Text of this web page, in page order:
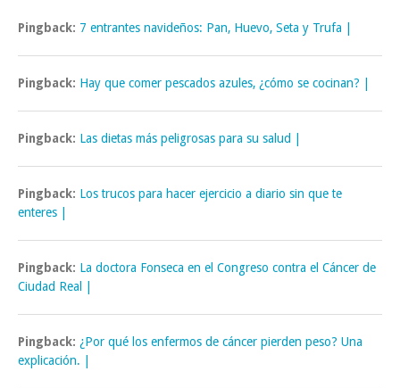
Pingback: 7 entrantes navideños: Pan, Huevo, Seta y Trufa |
Pingback: Hay que comer pescados azules, ¿cómo se cocinan? |
Pingback: Las dietas más peligrosas para su salud |
Pingback: Los trucos para hacer ejercicio a diario sin que te
enteres |
Pingback: La doctora Fonseca en el Congreso contra el Cáncer de
Ciudad Real |
Pingback: ¿Por qué los enfermos de cáncer pierden peso? Una
explicación. |